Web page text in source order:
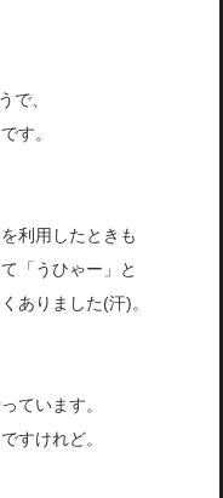
で、
す。
利用したときも
「うひゃー」と
ありました(汗)。
ています。
すけれど。